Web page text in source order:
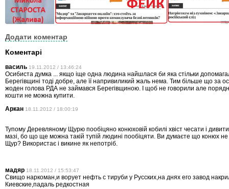
Додати коментар
Коментарі
василь 19.11.2012 / 13:46:24
Осибиста думка ... якщо іще одна людина найшлася би яка стільки
Берегівщині тоді добре, але її напривиликий жаль нема. Тим більше що за
жоден голова РДА не займався Берегівщиною. І щоб не говорили але
кошти не можна купити.
Аркан 18.11.2012 / 18:00:19
Тупому Деревляному Щурю пообіцяно конюховій кобилі хвіст чесати і
мазі, бо що ще можна такій тупій людині пообіцяти. Ви думаєте що конюх не
Щур? Використає і викине як непотріб.
мадяр 18.11.2012 / 15:53:47
Свищо наркоман,и ворует нефть с тируби у Русских,на днях его завод
Киевские,падаль редкостная